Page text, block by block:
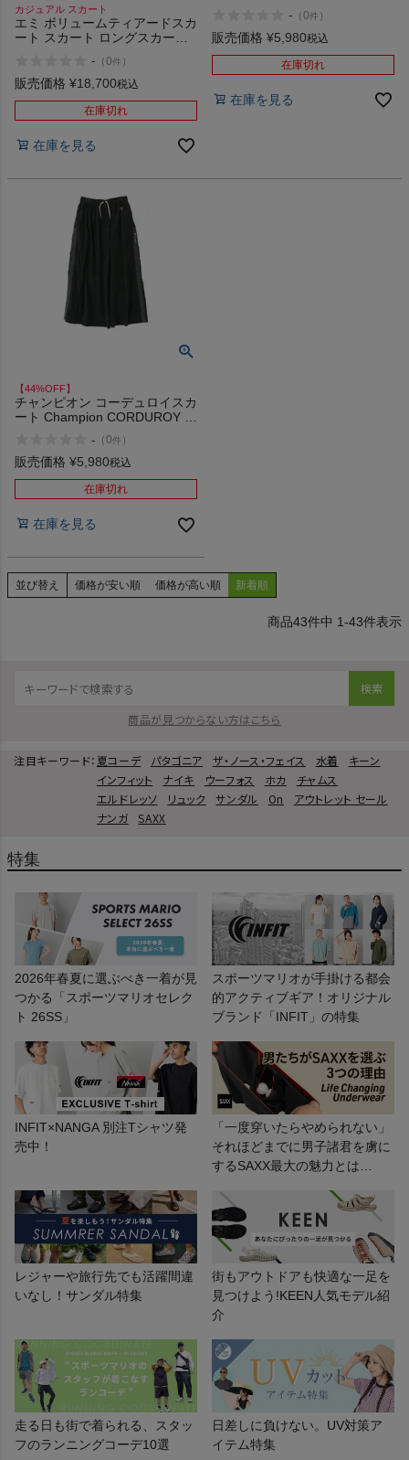
カジュアル スカート
エミ ボリュームティアードスカ
ート スカート ロングスカート
掛け デート ヨガ ロング丈
emmi atelier yoga
- （0件 ）
販売価格 ¥18,700税込
在庫切れ
在庫を見る
- （0件 ）
販売価格 ¥5,980税込
在庫切れ
在庫を見る
【44%OFF】
チャンピオン コーデュロイスカ
ート Champion CORDUROY ア
- （0件 ）
販売価格 ¥5,980税込
在庫切れ
在庫を見る
並び替え 価格が安い順 価格が高い順 新着順
43件中 1-43件表示
検索
商品が見つからない方はこちら
注目キーワード： 夏コーデ パタゴニア ザ・ノース・フェイス 水着
キーン
インフィット
ナイキ ウーフォス ホカ
チャムス
エルドレッソ
リュック サンダル On
アウトレット セール
ナンガ
SAXX
特集
2026年春夏に選ぶべき一着が見
つかる「スポーツマリオセレク
ト 26SS」
スポーツマリオが手掛ける都会
的アクティブギア！オリジナル
ブランド「INFIT」の特集
INFIT×NANGA 別注Tシャツ発
売中！
「一度穿いたらやめられない」
それほどまでに男子諸君を虜に
するSAXX最大の魅力とは…
レジャーや旅行先でも活躍間違
いなし！サンダル特集
街もアウトドアも快適な一足を
見つけよう!KEEN人気モデル紹
介
走る日も街で着られる、スタッ
フのランニングコーデ10選
日差しに負けない。UV対策ア
イテム特集